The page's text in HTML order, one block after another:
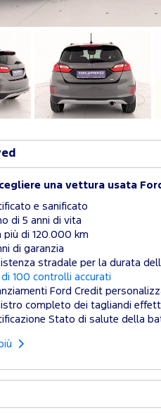
una vettura usata
e sanificato
di 5 anni di vita
più di 120.000 km
di garanzia
stradale per la durata
di 100 controlli accurati
Ford Credit
completo dei tagliandi
Stato di salute della